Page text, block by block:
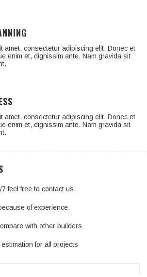
amet, consectetur adipiscing elit. Donec et
enim et, dignissim ante. Nam gravida sit
amet, consectetur adipiscing elit. Donec et
enim et, dignissim ante. Nam gravida sit
feel free to contact us.
of experience.
with other builders
for all projects